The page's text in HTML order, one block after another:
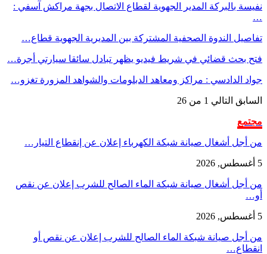
نفيسة بالبركة المدير الجهوية لقطاع الاتصال بجهة مراكش آسفي :
…
تفاصيل الندوة الصحفية المشتركة بين المديرية الجهوية قطاع…
فتح بحث قضائي في شريط فيديو يظهر تبادل سائقا سيارتي أجرة…
جواد الدادسي : مراكز ومعاهد الدبلومات والشواهد المزورة تغزو…
السابق التالي 1 من 26
مجتمع
من أجل أشغال صيانة شبكة الكهرباء إعلان عن إنقطاع التيار…
5 أغسطس, 2026
من أجل أشغال صيانة شبكة الماء الصالح للشرب إعلان عن نقص
أو…
5 أغسطس, 2026
من أجل صيانة شبكة الماء الصالح للشرب إعلان عن نقص أو
انقطاع…